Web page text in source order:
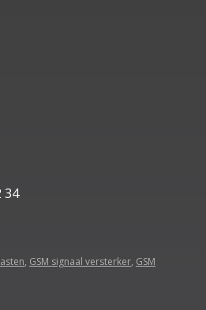
34
, GSM signaal versterker, GSM